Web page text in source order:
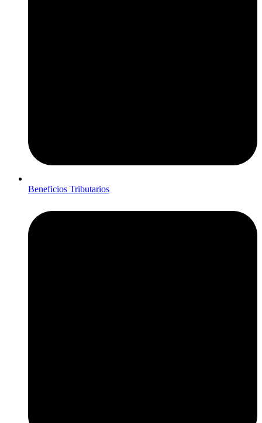
Beneficios Tributarios